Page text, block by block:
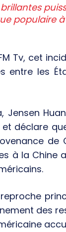
populaire
Tv, cet
entre les
Jensen
déclare
de
à la Chine
des